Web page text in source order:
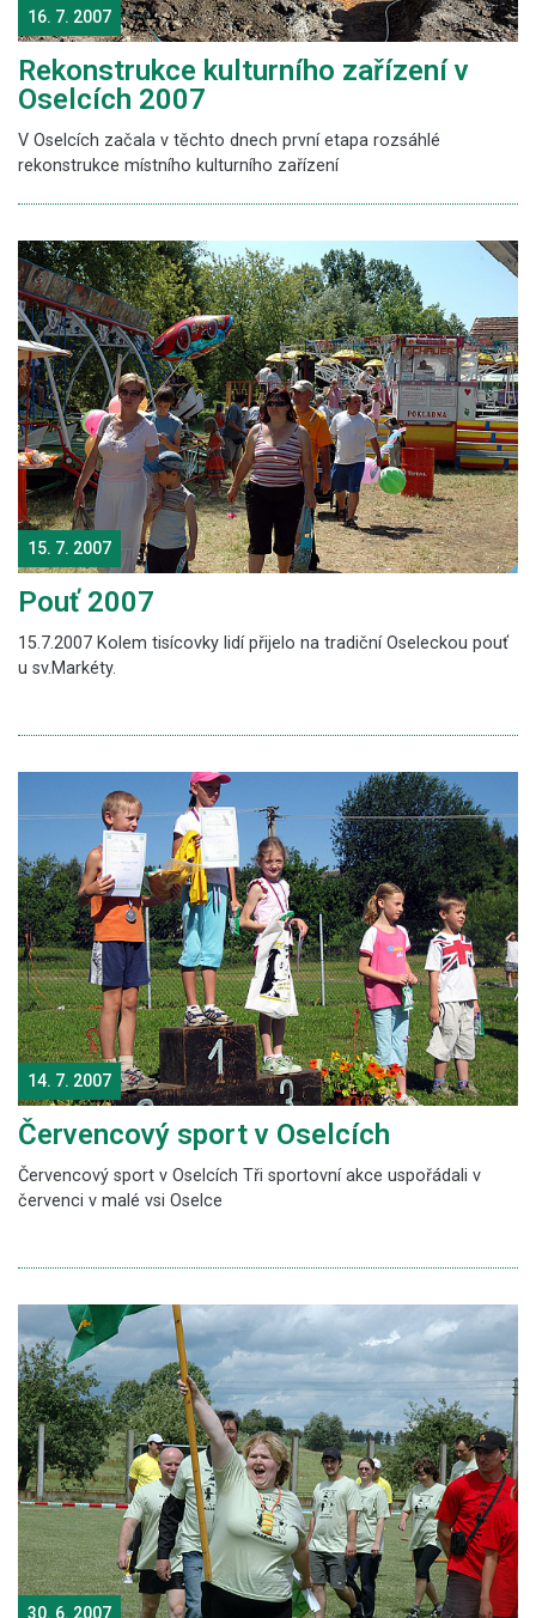
16. 7. 2007
Rekonstrukce kulturního zařízení v
Oselcích 2007
V Oselcích začala v těchto dnech první etapa rozsáhlé
rekonstrukce místního kulturního zařízení
15. 7. 2007
Pouť 2007
15.7.2007 Kolem tisícovky lidí přijelo na tradiční Oseleckou pouť
u sv.Markéty.
14. 7. 2007
Červencový sport v Oselcích
Červencový sport v Oselcích Tři sportovní akce uspořádali v
červenci v malé vsi Oselce
30. 6. 2007